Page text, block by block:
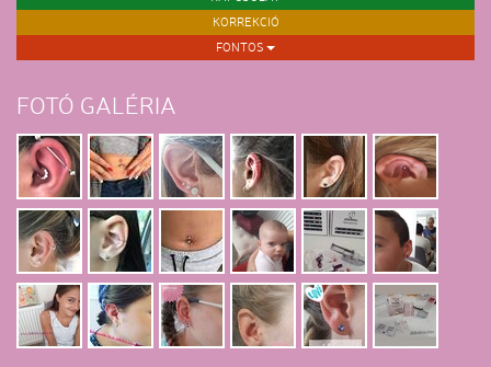
KORREKCIÓ
FONTOS
FOTÓ GALÉRIA